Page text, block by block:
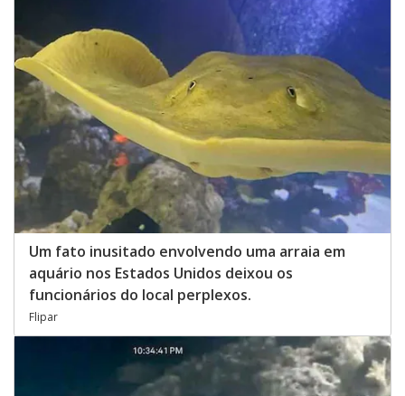
Um fato inusitado envolvendo uma arraia em
aquário nos Estados Unidos deixou os
funcionários do local perplexos.
Flipar